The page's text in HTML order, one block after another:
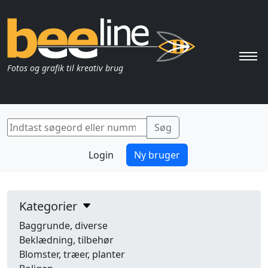
Fotos og grafik til kreativ brug
Login Ny bruger
Kategorier
Baggrunde, diverse
Beklædning, tilbehør
Blomster, træer, planter